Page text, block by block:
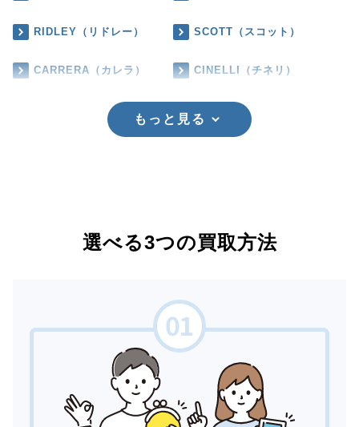
RIDLEY（リドレー） SCOTT（スコット）
CARRERA（カレラ） CINELLI（チネリ）
もっと見る
選べる3つの買取方法